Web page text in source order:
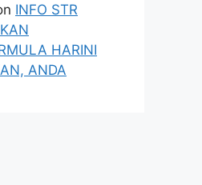
INFO STR
HARINI
ANDA